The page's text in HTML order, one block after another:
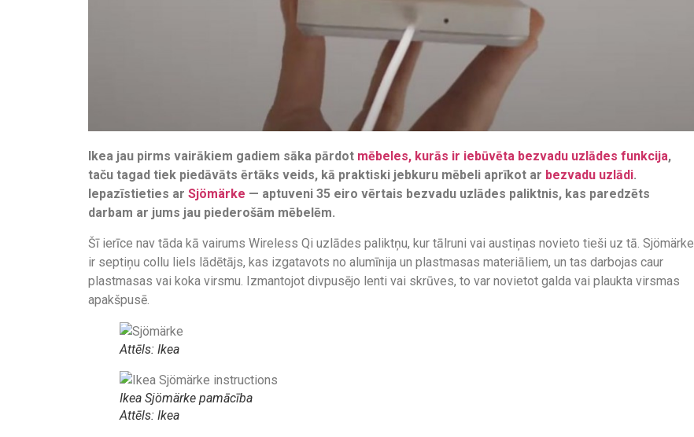
Ikea jau pirms vairākiem gadiem sāka pārdot mēbeles, kurās ir iebūvēta bezvadu uzlādes funkcija,
taču tagad tiek piedāvāts ērtāks veids, kā praktiski jebkuru mēbeli aprīkot ar bezvadu uzlādi.
Iepazīstieties ar Sjömärke — aptuveni 35 eiro vērtais bezvadu uzlādes paliktnis, kas paredzēts
darbam ar jums jau piederošām mēbelēm.
Šī ierīce nav tāda kā vairums Wireless Qi uzlādes paliktņu, kur tālruni vai austiņas novieto tieši uz tā. Sjömärke
ir septiņu collu liels lādētājs, kas izgatavots no alumīnija un plastmasas materiāliem, un tas darbojas caur
plastmasas vai koka virsmu. Izmantojot divpusējo lenti vai skrūves, to var novietot galda vai plaukta virsmas
apakšpusē.
Attēls: Ikea
Ikea Sjömärke pamācība
Attēls: Ikea